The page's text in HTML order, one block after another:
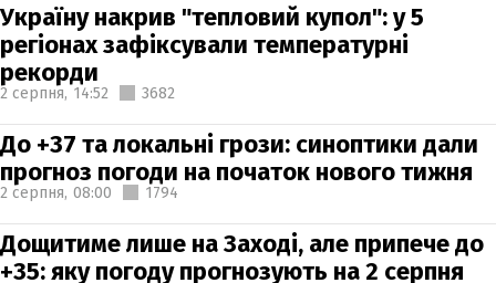
Україну накрив "тепловий купол": у 5
регіонах зафіксували температурні
рекорди
2 серпня, 14:52 3682
До +37 та локальні грози: синоптики дали
прогноз погоди на початок нового тижня
2 серпня, 08:00 1794
Дощитиме лише на Заході, але припече до
+35: яку погоду прогнозують на 2 серпня